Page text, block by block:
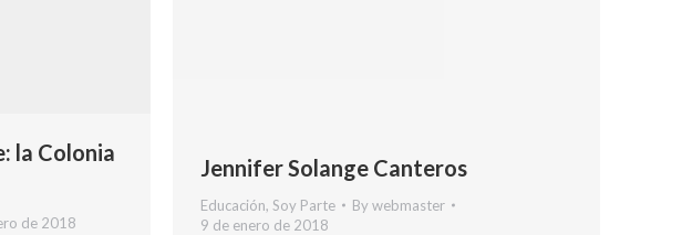
la Colonia
de 2018
Jennifer Solange Canteros
Educación, Soy Parte Bywebmaster
9 de enero de 2018